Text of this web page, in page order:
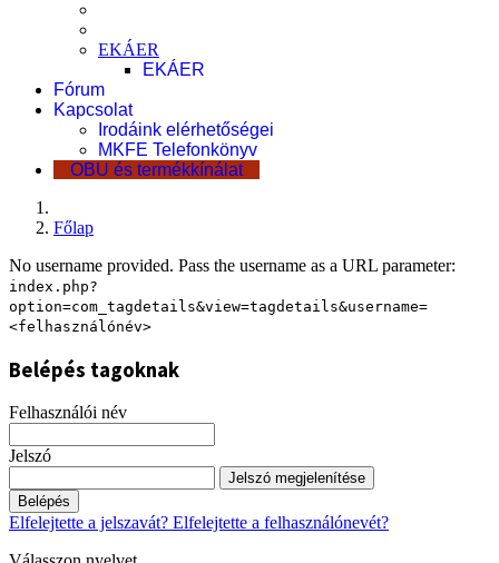
EKÁER
EKÁER
Fórum
Kapcsolat
Irodáink elérhetőségei
MKFE Telefonkönyv
OBU és termékkínálat
Főlap
No username provided. Pass the username as a URL parameter:
index.php?
option=com_tagdetails&view=tagdetails&username=
<felhasználónév>
Belépés tagoknak
Felhasználói név
Jelszó
Jelszó megjelenítése
Belépés
Elfelejtette a jelszavát? Elfelejtette a felhasználónevét?